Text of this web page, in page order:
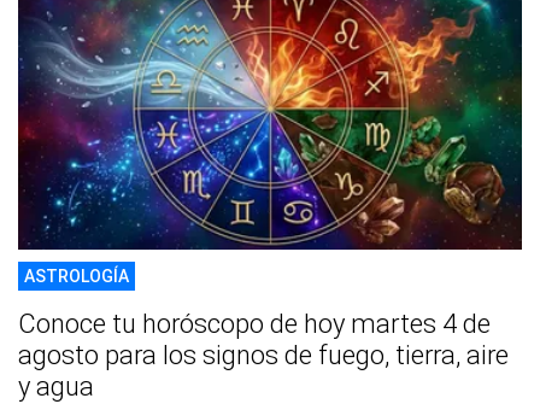
ASTROLOGÍA
Conoce tu horóscopo de hoy martes 4 de
agosto para los signos de fuego, tierra, aire
y agua